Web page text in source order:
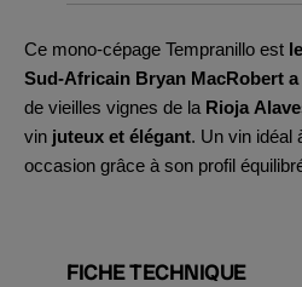
Ce mono-cépage Tempranillo est
Sud-Africain Bryan MacRobert
de vieilles vignes de la Rioja
vin juteux et élégant. Un vin idéal
occasion grâce à son profil
FICHE TECHNIQUE